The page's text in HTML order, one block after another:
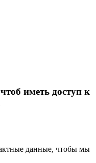
иметь доступ к
данные, чтобы мы